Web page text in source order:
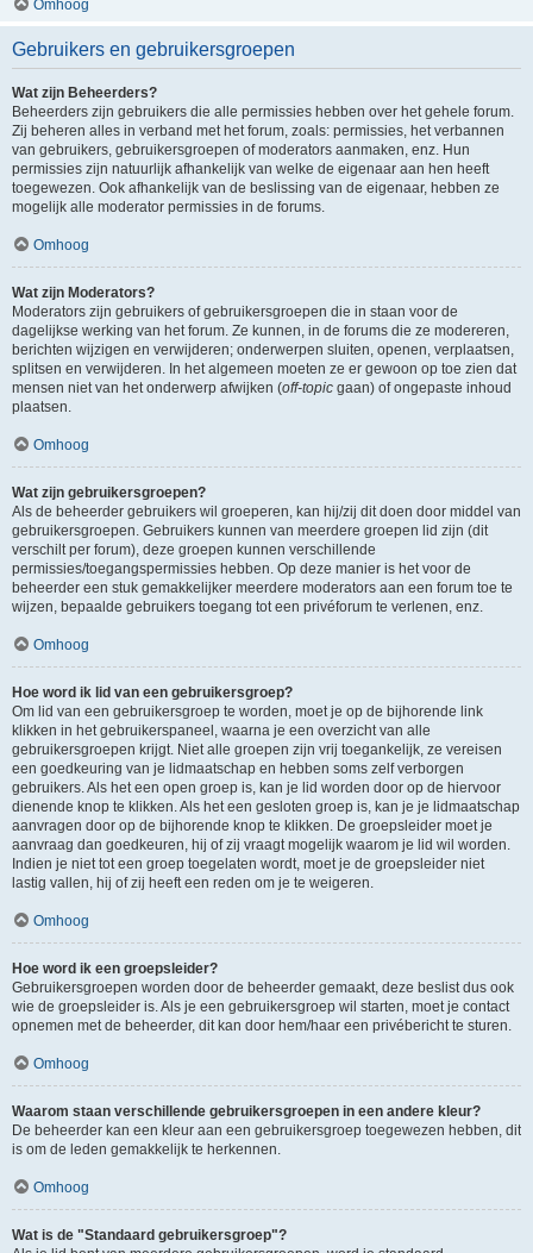
Omhoog
Gebruikers en gebruikersgroepen
Wat zijn Beheerders?
Beheerders zijn gebruikers die alle permissies hebben over het gehele forum.
Zij beheren alles in verband met het forum, zoals: permissies, het verbannen
van gebruikers, gebruikersgroepen of moderators aanmaken, enz. Hun
permissies zijn natuurlijk afhankelijk van welke de eigenaar aan hen heeft
toegewezen. Ook afhankelijk van de beslissing van de eigenaar, hebben ze
mogelijk alle moderator permissies in de forums.
Omhoog
Wat zijn Moderators?
Moderators zijn gebruikers of gebruikersgroepen die in staan voor de
dagelijkse werking van het forum. Ze kunnen, in de forums die ze modereren,
berichten wijzigen en verwijderen; onderwerpen sluiten, openen, verplaatsen,
splitsen en verwijderen. In het algemeen moeten ze er gewoon op toe zien dat
mensen niet van het onderwerp afwijken (off-topic gaan) of ongepaste inhoud
plaatsen.
Omhoog
Wat zijn gebruikersgroepen?
Als de beheerder gebruikers wil groeperen, kan hij/zij dit doen door middel van
gebruikersgroepen. Gebruikers kunnen van meerdere groepen lid zijn (dit
verschilt per forum), deze groepen kunnen verschillende
permissies/toegangspermissies hebben. Op deze manier is het voor de
beheerder een stuk gemakkelijker meerdere moderators aan een forum toe te
wijzen, bepaalde gebruikers toegang tot een privéforum te verlenen, enz.
Omhoog
Hoe word ik lid van een gebruikersgroep?
Om lid van een gebruikersgroep te worden, moet je op de bijhorende link
klikken in het gebruikerspaneel, waarna je een overzicht van alle
gebruikersgroepen krijgt. Niet alle groepen zijn vrij toegankelijk, ze vereisen
een goedkeuring van je lidmaatschap en hebben soms zelf verborgen
gebruikers. Als het een open groep is, kan je lid worden door op de hiervoor
dienende knop te klikken. Als het een gesloten groep is, kan je je lidmaatschap
aanvragen door op de bijhorende knop te klikken. De groepsleider moet je
aanvraag dan goedkeuren, hij of zij vraagt mogelijk waarom je lid wil worden.
Indien je niet tot een groep toegelaten wordt, moet je de groepsleider niet
lastig vallen, hij of zij heeft een reden om je te weigeren.
Omhoog
Hoe word ik een groepsleider?
Gebruikersgroepen worden door de beheerder gemaakt, deze beslist dus ook
wie de groepsleider is. Als je een gebruikersgroep wil starten, moet je contact
opnemen met de beheerder, dit kan door hem/haar een privébericht te sturen.
Omhoog
Waarom staan verschillende gebruikersgroepen in een andere kleur?
De beheerder kan een kleur aan een gebruikersgroep toegewezen hebben, dit
is om de leden gemakkelijk te herkennen.
Omhoog
Wat is de "Standaard gebruikersgroep"?